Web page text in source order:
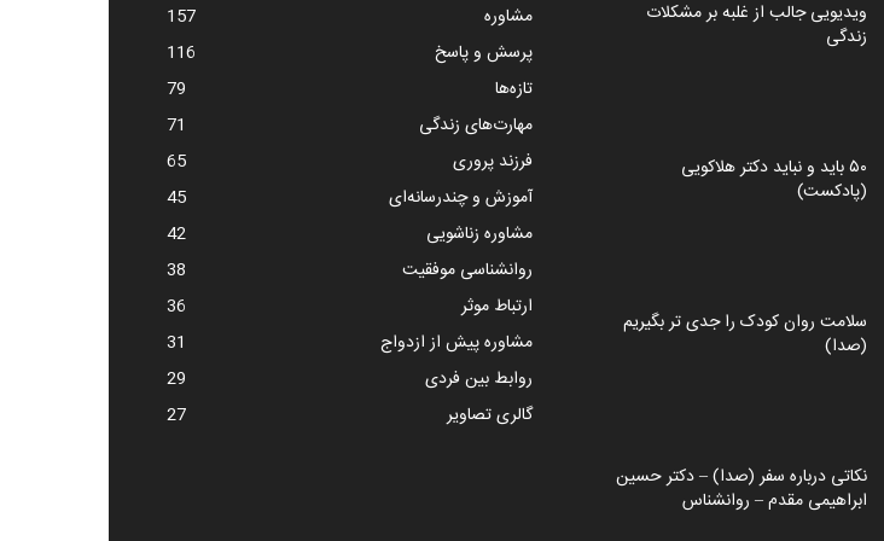
مشاوره
157
پرسش و پاسخ
116
تازه‌ها
79
مهارت‌های زندگی
71
فرزند پروری
65
آموزش و چندرسانه‌ای
45
مشاوره زناشویی
42
روانشناسی موفقیت
38
ارتباط موثر
36
مشاوره پیش از ازدواج
31
روابط بین فردی
29
گالری تصاویر
27
ویدیویی جالب از غلبه بر مشکلات
زندگی
۵۰ باید و نباید دکتر هلاکویی
(پادکست)
سلامت روان کودک را جدی تر بگیریم
(صدا)
نکاتی درباره سفر (صدا) – دکتر حسین
ابراهیمی مقدم – روانشناس